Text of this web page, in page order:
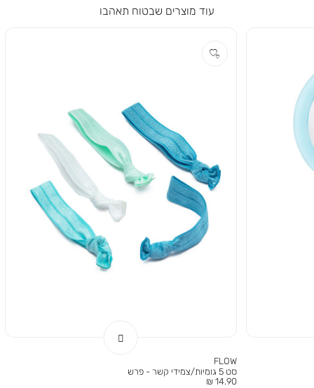
עוד מוצרים שבטוח תאהבו
FLOW
סט 5 גומיות/צמידי קשר - פרש
מחיר
14.90 ₪